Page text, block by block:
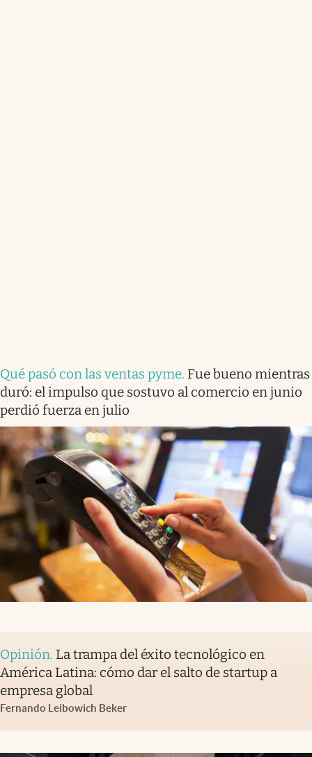
Qué pasó con las ventas pyme. Fue bueno mientras
duró: el impulso que sostuvo al comercio en junio
perdió fuerza en julio
Opinión. La trampa del éxito tecnológico en
América Latina: cómo dar el salto de startup a
empresa global
Fernando Leibowich Beker